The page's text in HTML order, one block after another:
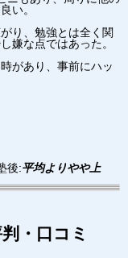
い。
り、勉強とは全く関
嫌な点ではあった。
があり、事前にハッ
後:平均よりやや上
・口コミ